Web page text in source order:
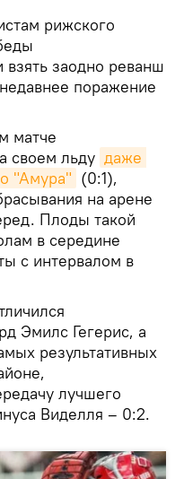
рижского
взять заодно реванш
поражение
матче
своем льду даже
"Амура" (0:1),
на арене
Плоды такой
в середине
с интервалом в
Эмилс Гегерис, а
результативных
лучшего
Виделля – 0:2.